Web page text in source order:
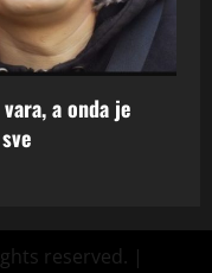
a onda je
reserved. |